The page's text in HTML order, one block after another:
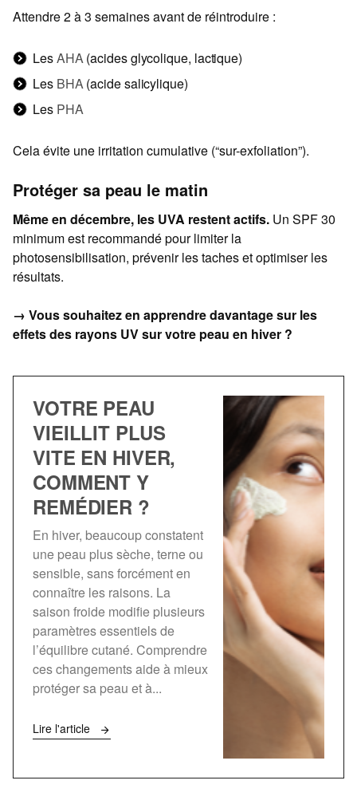
Attendre 2 à 3 semaines avant de réintroduire :
LesAHA(acides glycolique, lactique)
Les BHA(acide salicylique)
Les PHA
Cela évite une irritation cumulative (“sur-exfoliation”).
Protéger sa peau le matin
Même en décembre, les UVA restent actifs. Un SPF 30
minimum est recommandé pour limiter la
photosensibilisation, prévenir les taches et optimiser les
résultats.
→ Vous souhaitez en apprendre davantage sur les
effets des rayons UV sur votre peau en hiver ?
VOTRE PEAU
VIEILLIT PLUS
VITE EN HIVER,
COMMENT Y
REMÉDIER ?
En hiver, beaucoup constatent
une peau plus sèche, terne ou
sensible, sans forcément en
connaître les raisons. La
saison froide modifie plusieurs
paramètres essentiels de
l’équilibre cutané. Comprendre
ces changements aide à mieux
protéger sa peau et à...
Lire l'article